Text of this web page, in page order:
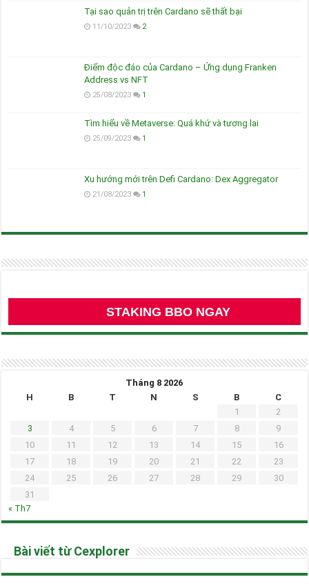
Tại sao quản trị trên Cardano sẽ thất bại
11/10/2023 2
Điểm độc đáo của Cardano – Ứng dụng Franken
Address vs NFT
25/08/2023 1
Tìm hiểu về Metaverse: Quá khứ và tương lai
25/09/2023 1
Xu hướng mới trên Defi Cardano: Dex Aggregator
21/08/2023 1
STAKING BBO NGAY
Tháng 8 2026
H
B T N S B
C
1
2
3
4 5 6 7 8
9
10
11 12 13 14 15
16
17
18 19 20 21 22
23
24
25 26 27 28 29
30
31
« Th7
Bài viết từ Cexplorer